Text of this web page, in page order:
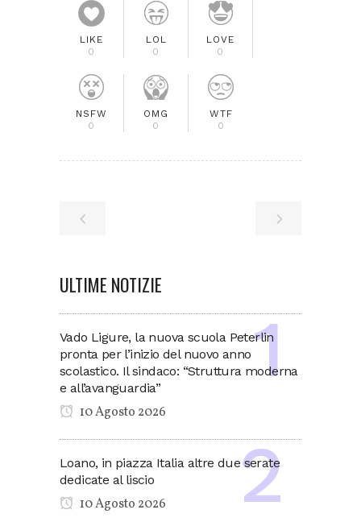
LIKE
0
LOL
0
LOVE
0
NSFW
0
OMG
0
WTF
0
ULTIME NOTIZIE
Vado Ligure, la nuova scuola Peterlin
pronta per l’inizio del nuovo anno
scolastico. Il sindaco: “Struttura moderna
e all’avanguardia”
10 Agosto 2026
Loano, in piazza Italia altre due serate
dedicate al liscio
10 Agosto 2026